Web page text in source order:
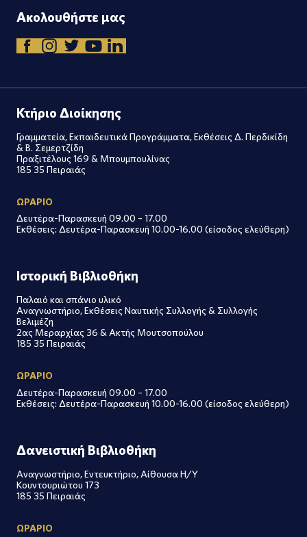
Ακολουθήστε μας
Κτήριο Διοίκησης
Γραμματεία, Εκπαιδευτικά Προγράμματα, Εκθέσεις Δ. Περδικίδη
& Β. Σεμερτζίδη
Πραξιτέλους 169 & Μπουμπουλίνας
185 35 Πειραιάς
ΩΡΑΡΙΟ
Δευτέρα-Παρασκευή 09.00 – 17.00
Εκθέσεις: Δευτέρα-Παρασκευή 10.00-16.00 (είσοδος ελεύθερη)
Ιστορική Βιβλιοθήκη
Παλαιό και σπάνιο υλικό
Αναγνωστήριο, Εκθέσεις Ναυτικής Συλλογής & Συλλογής
Βελιμέζη
2ας Μεραρχίας 36 & Ακτής Μουτσοπούλου
185 35 Πειραιάς
ΩΡΑΡΙΟ
Δευτέρα-Παρασκευή 09.00 – 17.00
Εκθέσεις: Δευτέρα-Παρασκευή 10.00-16.00 (είσοδος ελεύθερη)
Δανειστική Βιβλιοθήκη
Αναγνωστήριο, Εντευκτήριο, Αίθουσα Η/Υ
Κουντουριώτου 173
185 35 Πειραιάς
ΩΡΑΡΙΟ